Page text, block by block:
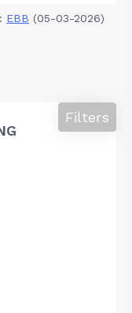
EBB (05-03-2026)
Filters